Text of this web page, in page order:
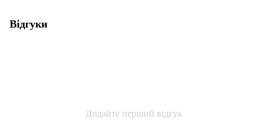
Відгуки
Додайте перший відгук